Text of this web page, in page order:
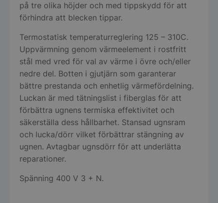
på tre olika höjder och med tippskydd för att
förhindra att blecken tippar.
Termostatisk temperaturreglering 125 – 310C.
Uppvärmning genom värmeelement i rostfritt
stål med vred för val av värme i övre och/eller
nedre del. Botten i gjutjärn som garanterar
bättre prestanda och enhetlig värmefördelning.
Luckan är med tätningslist i fiberglas för att
förbättra ugnens termiska effektivitet och
säkerställa dess hållbarhet. Stansad ugnsram
och lucka/dörr vilket förbättrar stängning av
ugnen. Avtagbar ugnsdörr för att underlätta
reparationer.
Spänning 400 V 3 + N.